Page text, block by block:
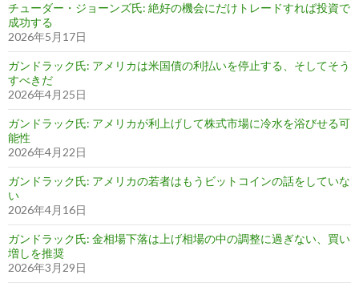
チューダー・ジョーンズ氏: 絶好の機会にだけトレードすれば投資で
成功する
2026年5月17日
ガンドラック氏: アメリカは米国債の利払いを停止する、そしてそう
すべきだ
2026年4月25日
ガンドラック氏: アメリカが利上げして株式市場に冷水を浴びせる可
能性
2026年4月22日
ガンドラック氏: アメリカの若者はもうビットコインの話をしていな
い
2026年4月16日
ガンドラック氏: 金相場下落は上げ相場の中の調整に過ぎない、買い
増しを推奨
2026年3月29日